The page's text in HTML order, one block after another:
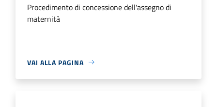
Procedimento di concessione dell'assegno di
maternità
VAI ALLA PAGINA